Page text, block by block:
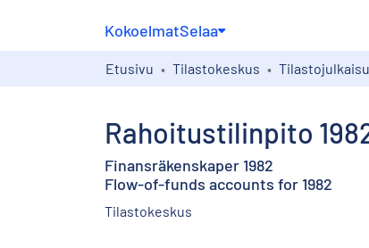
KokoelmatSelaa
Etusivu Tilastokeskus
Rahoitustilinpito
Finansräkenskaper 1982
Flow-of-funds accounts for 1982
Tilastokeskus